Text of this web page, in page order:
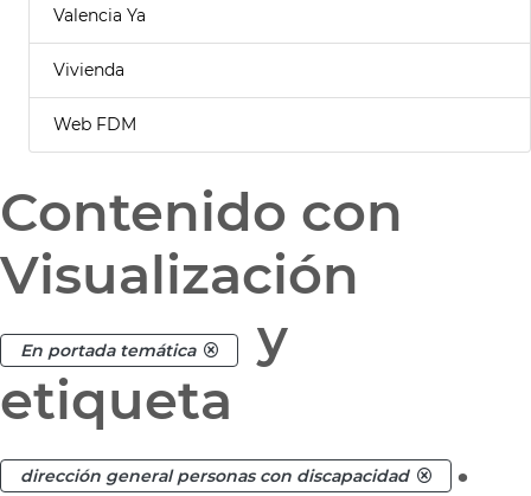
Valencia Ya
Vivienda
Web FDM
Contenido con
Visualización
En portada temática
y
etiqueta
dirección general personas con discapacidad .